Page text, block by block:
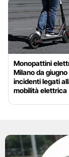
Monopattini
Milano da giugno
incidenti legati
mobilità elettrica